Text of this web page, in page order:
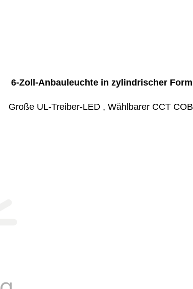
6-Zoll-Anbauleuchte in zylindrischer Form
Große UL-Treiber-LED , Wählbarer CCT COB